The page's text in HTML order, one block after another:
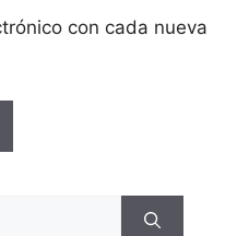
con cada nueva